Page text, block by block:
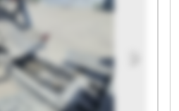
Handel + Vermietung
Vermietung GmbH Robert
Robert Handel +
Handel + Vermietung
Vermietung GmbH Robert
Robert Handel +
Handel + Vermietung